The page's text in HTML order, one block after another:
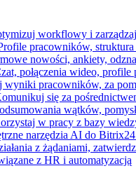
workflowy i
pracowników,
nowości, ankiety,
połączenia wideo,
wyniki pracowników, za
się za
wątków,
w pracy z bazy
narzędzia AI do
z żądaniami,
z HR i automatyzacją